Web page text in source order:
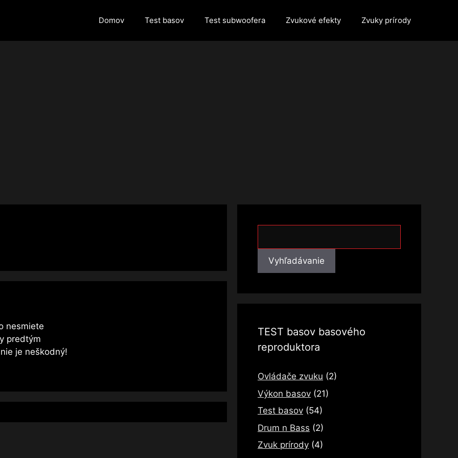
Domov Test basov Test subwoofera Zvukové efekty Zvuky prírody
nesmiete
predtým
je neškodný!
Vyhľadávanie
TEST basov basového
reproduktora
Ovládače zvuku (2)
Výkon basov (21)
Test basov (54)
Drum n Bass (2)
Zvuk prírody (4)